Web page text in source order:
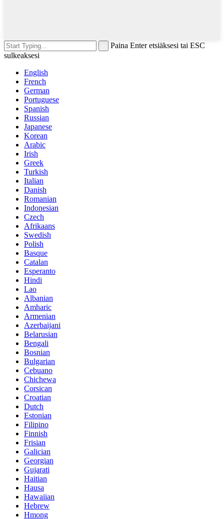
Paina Enter etsiäksesi tai ESC
sulkeaksesi
English
French
German
Portuguese
Spanish
Russian
Japanese
Korean
Arabic
Irish
Greek
Turkish
Italian
Danish
Romanian
Indonesian
Czech
Afrikaans
Swedish
Polish
Basque
Catalan
Esperanto
Hindi
Lao
Albanian
Amharic
Armenian
Azerbaijani
Belarusian
Bengali
Bosnian
Bulgarian
Cebuano
Chichewa
Corsican
Croatian
Dutch
Estonian
Filipino
Finnish
Frisian
Galician
Georgian
Gujarati
Haitian
Hausa
Hawaiian
Hebrew
Hmong